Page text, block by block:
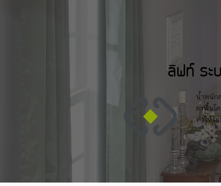
ลิฟท์ ระ
น้ำหนัก
ลงพื้นโ
ทำให้ไ